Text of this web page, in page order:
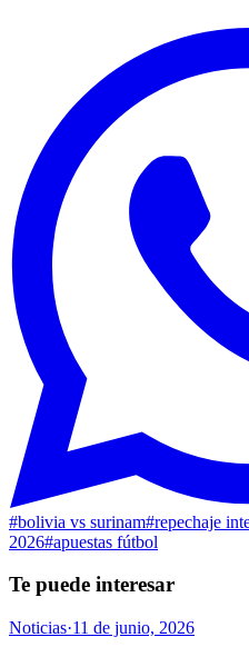
#bolivia vs surinam#repechaje
2026#apuestas fútbol
Te puede interesar
Noticias·11 de junio, 2026